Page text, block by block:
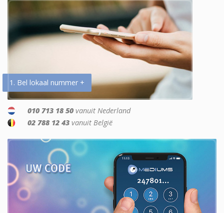
1. Bel lokaal nummer +
010 713 18 50 vanuit Nederland
02 788 12 43 vanuit België